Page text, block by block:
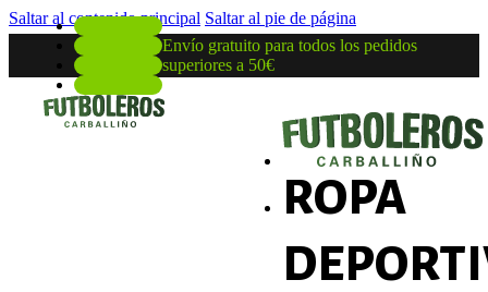
Saltar al contenido principal Saltar al pie de página
Envío gratuito para todos los pedidos
superiores a 50€
ROPA